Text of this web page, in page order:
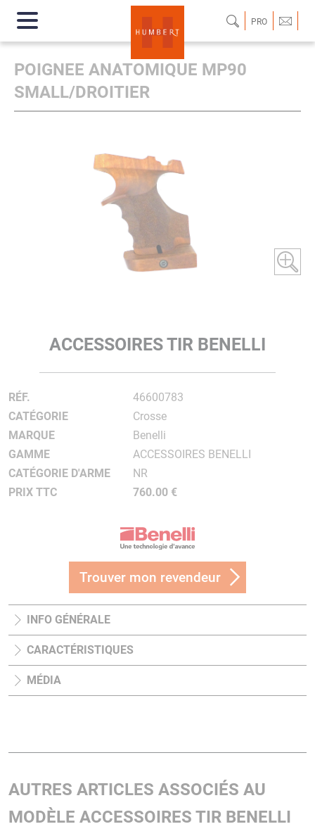
PRO
POIGNEE ANATOMIQUE MP90
SMALL/DROITIER
ACCESSOIRES TIR BENELLI
RÉF.
46600783
CATÉGORIE
Crosse
MARQUE
Benelli
GAMME
ACCESSOIRES BENELLI
CATÉGORIE D'ARME
NR
PRIX TTC
760.00 €
Trouver mon revendeur
INFO GÉNÉRALE
CARACTÉRISTIQUES
MÉDIA
AUTRES ARTICLES ASSOCIÉS AU
MODÈLE ACCESSOIRES TIR BENELLI